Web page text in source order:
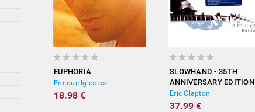
EUPHORIA
Enrique Iglesias
18.98 €
SLOWHAND - 35TH
ANNIVERSARY EDITION
(DELUXE)
Eric Clapton
37.99 €